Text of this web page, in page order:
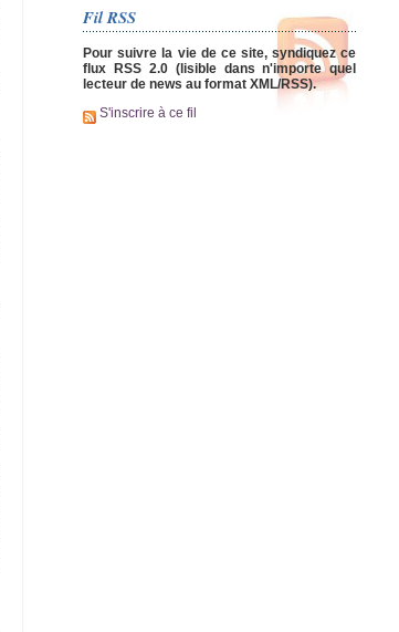
Fil RSS
Pour suivre la vie de ce site, syndiquez ce
flux RSS 2.0 (lisible dans n'importe quel
lecteur de news au format XML/RSS).
S'inscrire à ce fil